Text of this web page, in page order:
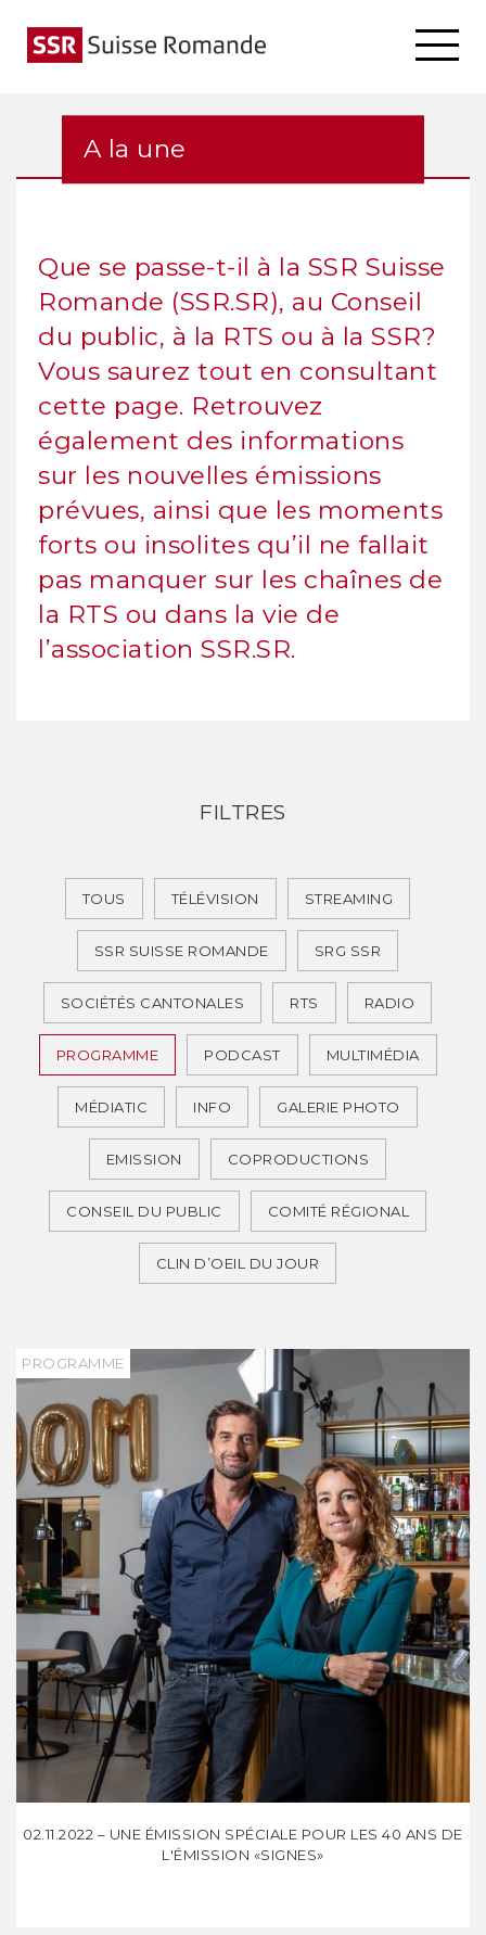
A la une
Que se passe-t-il à la SSR Suisse
Romande (SSR.SR), au Conseil
du public, à la RTS ou à la SSR?
Vous saurez tout en consultant
cette page. Retrouvez
également des informations
sur les nouvelles émissions
prévues, ainsi que les moments
forts ou insolites qu’il ne fallait
pas manquer sur les chaînes de
la RTS ou dans la vie de
l’association SSR.SR.
FILTRES
TOUS TÉLÉVISION STREAMING
SSR SUISSE ROMANDE SRG SSR
SOCIÉTÉS CANTONALES RTS RADIO
PROGRAMME PODCAST MULTIMÉDIA
MÉDIATIC INFO GALERIE PHOTO
EMISSION COPRODUCTIONS
CONSEIL DU PUBLIC COMITÉ RÉGIONAL
CLIN D’OEIL DU JOUR
PROGRAMME
02.11.2022 – UNE ÉMISSION SPÉCIALE POUR LES 40 ANS DE
L'ÉMISSION «SIGNES»